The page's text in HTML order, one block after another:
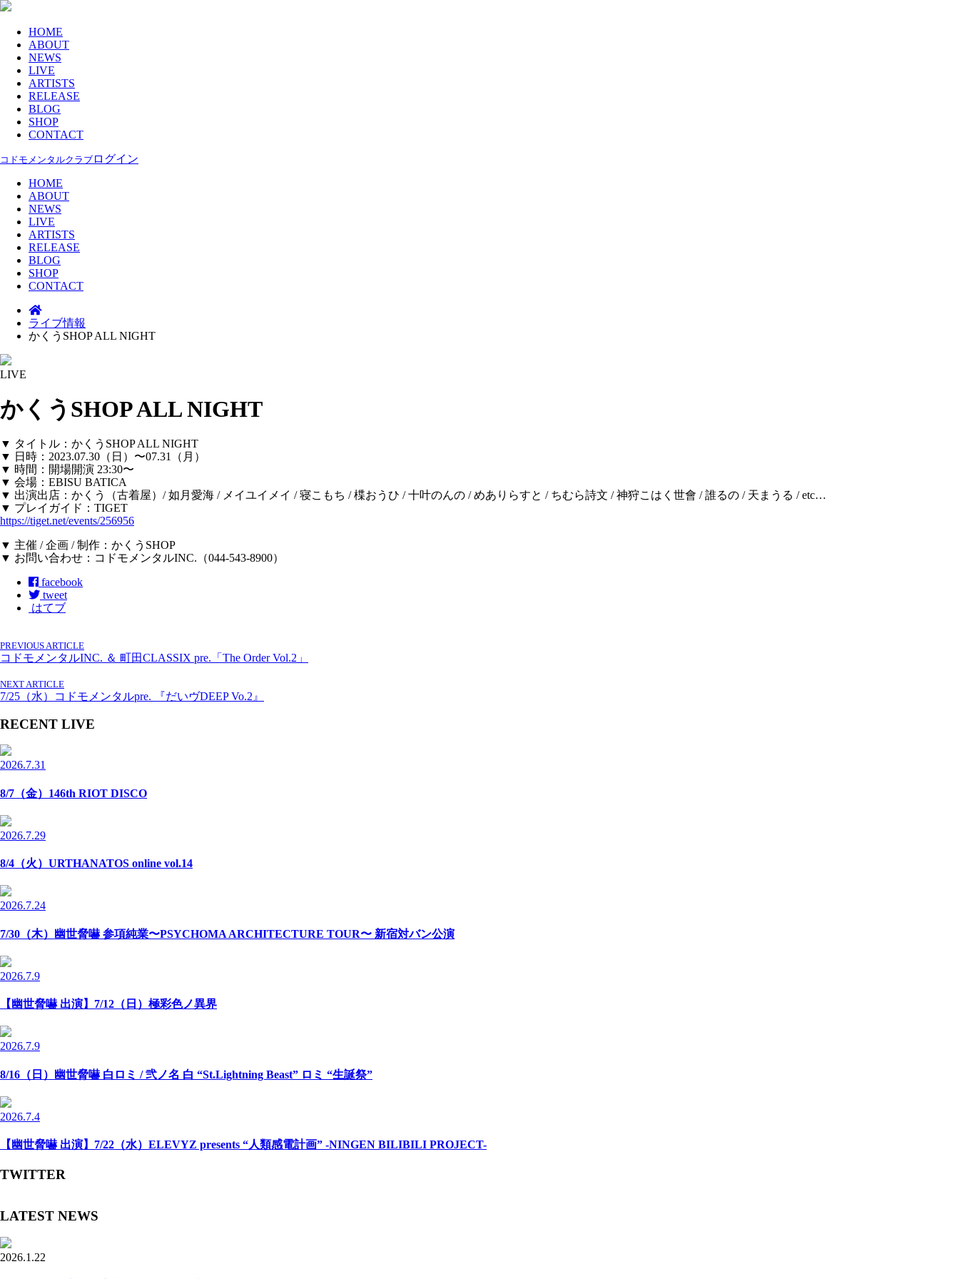
HOME
ABOUT
NEWS
LIVE
ARTISTS
RELEASE
BLOG
SHOP
CONTACT
コドモメンタルクラブ ログイン
HOME
ABOUT
NEWS
LIVE
ARTISTS
RELEASE
BLOG
SHOP
CONTACT
ライブ情報
かくうSHOP ALL NIGHT
LIVE
かくうSHOP ALL NIGHT
▼ タイトル：かくうSHOP ALL NIGHT
▼ 日時：2023.07.30（日）〜07.31（月）
▼ 時間：開場開演 23:30〜
▼ 会場：EBISU BATICA
▼ 出演出店：かくう（古着屋）/ 如月愛海 / メイユイメイ / 寝こもち / 楪おうひ / 十叶のんの / めありらすと / ちむら詩文 / 神狩こはく世會 / 誰るの / 天まうる / etc…
▼ プレイガイド：TIGET
https://tiget.net/events/256956
▼ 主催 / 企画 / 制作：かくうSHOP
▼ お問い合わせ：コドモメンタルINC.（044-543-8900）
facebook
tweet
はてブ
PREVIOUS ARTICLE
コドモメンタルINC. ＆ 町田CLASSIX pre.「The Order Vol.2」
NEXT ARTICLE
7/25（水）コドモメンタルpre. 『だいヴDEEP Vo.2』
RECENT LIVE
2026.7.31
8/7（金）146th RIOT DISCO
2026.7.29
8/4（火）URTHANATOS online vol.14
2026.7.24
7/30（木）幽世脅嚇 参項純業〜PSYCHOMA ARCHITECTURE TOUR〜 新宿対バン公演
2026.7.9
【幽世脅嚇 出演】7/12（日）極彩色ノ異界
2026.7.9
8/16（日）幽世脅嚇 白ロミ / 弐ノ名 白 “St.Lightning Beast” ロミ “生誕祭”
2026.7.4
【幽世脅嚇 出演】7/22（水）ELEVYZ presents “人類感電計画” -NINGEN BILIBILI PROJECT-
TWITTER
LATEST NEWS
2026.1.22